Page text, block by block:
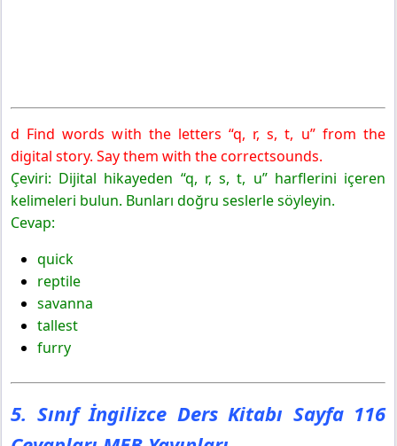
d Find words with the letters “q, r, s, t, u” from the
digital story. Say them with the correctsounds.
Çeviri: Dijital hikayeden “q, r, s, t, u” harflerini içeren
kelimeleri bulun. Bunları doğru seslerle söyleyin.
Cevap:
quick
reptile
savanna
tallest
furry
5. Sınıf İngilizce Ders Kitabı Sayfa 116